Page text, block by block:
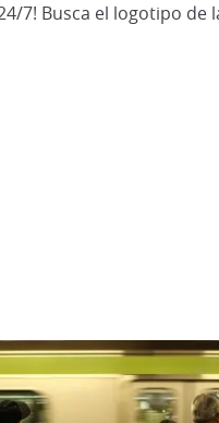
7! Busca el logotipo de